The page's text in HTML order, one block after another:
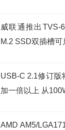
威联通推出TVS-
M.2 SSD双插槽
USB-C 2.1修订版
加一倍以上 从
AMD AM5/